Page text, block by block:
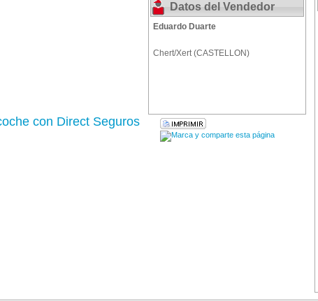
Datos del Vendedor
Eduardo Duarte
Chert/Xert (CASTELLON)
con Direct Seguros